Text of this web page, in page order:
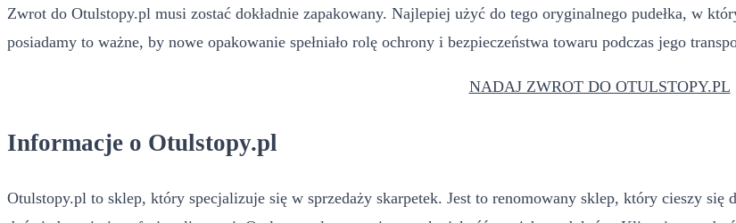
Zwrot do Otulstopy.pl musi zostać dokładnie zapakowany. Najlepiej użyć do tego oryginalnego pudełka, w
posiadamy to ważne, by nowe opakowanie spełniało rolę ochrony i bezpieczeństwa towaru podczas jego
NADAJ ZWROT DO OTULSTOPY.PL
Informacje o Otulstopy.pl
Otulstopy.pl to sklep, który specjalizuje się w sprzedaży skarpetek. Jest to renomowany sklep, który cieszy